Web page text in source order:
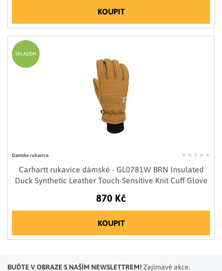
KOUPIT
Damske rukavice
Carhartt rukavice dámské - GL0781W BRN Insulated
Duck Synthetic Leather Touch-Sensitive Knit Cuff Glove
870 Kč
KOUPIT
SKLADEM
BUĎTE V OBRAZE S NAŠÍM NEWSLETTREM!Zajímavé akce,